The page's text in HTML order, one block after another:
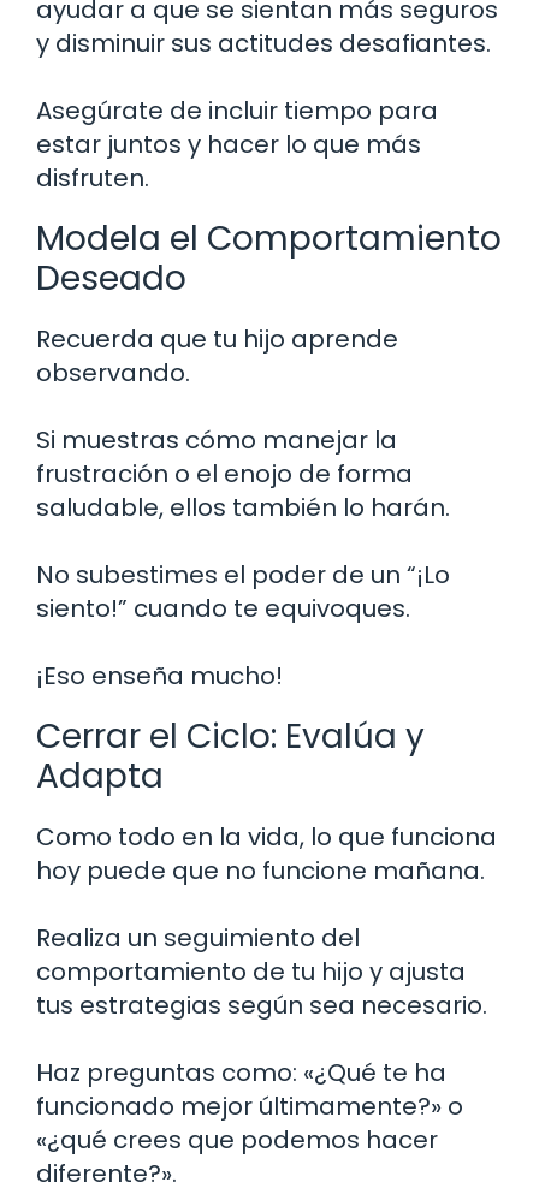
ayudar a que se sientan más seguros
y disminuir sus actitudes desafiantes.
Asegúrate de incluir tiempo para
estar juntos y hacer lo que más
disfruten.
Modela el Comportamiento
Deseado
Recuerda que tu hijo aprende
observando.
Si muestras cómo manejar la
frustración o el enojo de forma
saludable, ellos también lo harán.
No subestimes el poder de un “¡Lo
siento!” cuando te equivoques.
¡Eso enseña mucho!
Cerrar el Ciclo: Evalúa y
Adapta
Como todo en la vida, lo que funciona
hoy puede que no funcione mañana.
Realiza un seguimiento del
comportamiento de tu hijo y ajusta
tus estrategias según sea necesario.
Haz preguntas como: «¿Qué te ha
funcionado mejor últimamente?» o
«¿qué crees que podemos hacer
diferente?».